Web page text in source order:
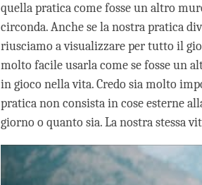
quella pratica come fosse un altro
circonda. Anche se la nostra pratica
riusciamo a visualizzare per tutto il
molto facile usarla come se fosse un
in gioco nella vita. Credo sia molto
pratica non consista in cose esterne
giorno o quanto sia. La nostra stessa